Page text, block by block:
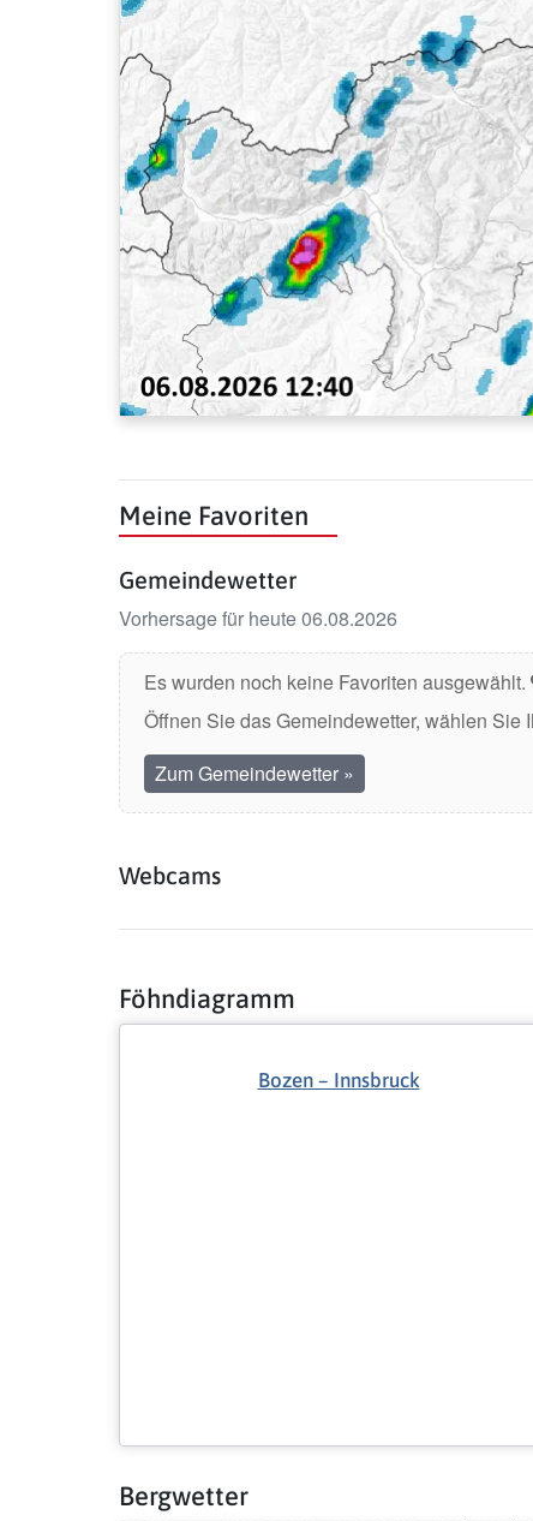
Meine Favoriten
Gemeindewetter
Vorhersage für heute 06.08.2026
Es wurden noch keine Favoriten ausgewählt.
Öffnen Sie das Gemeindewetter, wählen
Zum Gemeindewetter »
Webcams
Föhndiagramm
Bozen – Innsbruck
Bergwetter